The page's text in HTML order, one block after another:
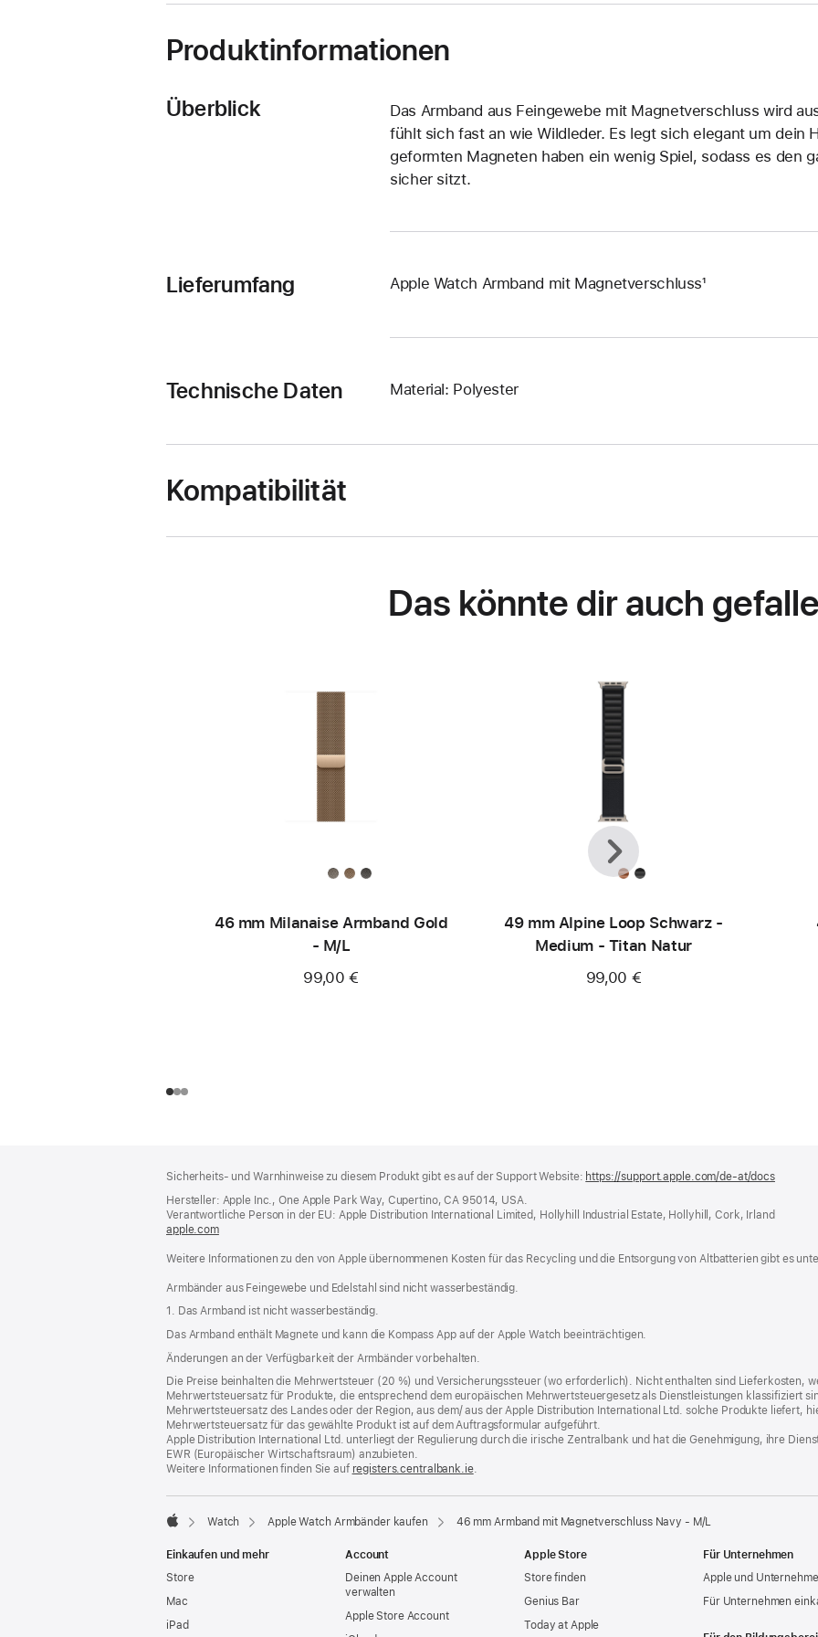
Produktinformationen
Überblick
Das Armband aus Feingewebe mit Magnetverschluss wird
fühlt sich fast an wie Wildleder. Es legt sich elegant um dein
geformten Magneten haben ein wenig Spiel, sodass es den
sicher sitzt.
Lieferumfang Apple Watch Armband mit Magnetverschluss¹
Technische Daten Material: Polyester
Kompatibilität
Das könnte dir auch
46 mm Milanaise Armband Gold
- M/L
99,00 €
49 mm Alpine Loop Schwarz -
Medium - Titan Natur
99,00 €
Zurück
Weiter
Sicherheits- und Warnhinweise zu diesem Produkt gibt es auf der Support Website: https://support.apple.com/de-at/docs(öffnet
Fenster)
Hersteller: Apple Inc., One Apple Park Way, Cupertino, CA 95014, USA.
Verantwortliche Person in der EU: Apple Distribution International Limited, Hollyhill Industrial Estate, Hollyhill, Cork, Irland
apple.com(öffnet
neues
Weitere Informationen zu den von Apple übernommenen Kosten für das Recycling und die Entsorgung von Altbatterien gibt es
Armbänder aus Feingewebe und Edelstahl sind nicht wasserbeständig.
1. Das Armband ist nicht wasserbeständig.
Das Armband enthält Magnete und kann die Kompass App auf der Apple Watch beeinträchtigen.
Änderungen an der Verfügbarkeit der Armbänder vorbehalten.
Die Preise beinhalten die Mehrwertsteuer (20 %) und Versicherungssteuer (wo erforderlich). Nicht enthalten sind Lieferkosten,
Mehrwertsteuersatz für Produkte, die entsprechend dem europäischen Mehrwertsteuergesetz als Dienstleistungen klassifiziert
Mehrwertsteuersatz des Landes oder der Region, aus dem/ aus der Apple Distribution International Ltd. solche Produkte liefert,
Mehrwertsteuersatz für das gewählte Produkt ist auf dem Auftragsformular aufgeführt.
Apple Distribution International Ltd. unterliegt der Regulierung durch die irische Zentralbank und hat die Genehmigung, ihre
EWR (Europäischer Wirtschaftsraum) anzubieten.
Weitere Informationen finden Sie auf registers.centralbank.ie(Öffnet
neues
.
Watch Apple Watch Armbänder kaufen 46 mm Armband mit Magnetverschluss Navy - M/L
Einkaufen und mehr
Store
Mac
iPad
Account
Deinen Apple Account
verwalten
Apple Store Account
Apple Store
Store finden
Genius Bar
Today at Apple
Für Unternehmen
Apple und
Für Unternehmen